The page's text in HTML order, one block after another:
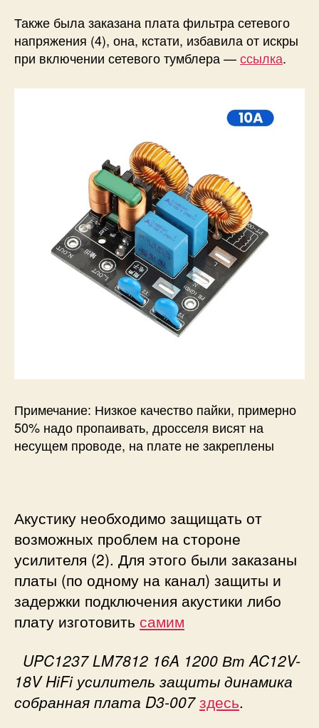
Также была заказана плата фильтра сетевого
напряжения (4), она, кстати, избавила от искры
при включении сетевого тумблера —ссылка.
Примечание: Низкое качество пайки, примерно
50% надо пропаивать, дросселя висят на
несущем проводе, на плате не закреплены
Акустику необходимо защищать от
возможных проблем на стороне
усилителя (2). Для этого были заказаны
платы (по одному на канал) защиты и
задержки подключения акустики либо
плату изготовить самим
UPC1237 LM7812 16A 1200 Вт AC12V-
18V HiFi усилитель защиты динамика
собранная плата D3-007 здесь.